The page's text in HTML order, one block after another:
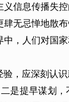
信息传播失
无忌惮地散
，人们对国
，应深刻认
是提早谋划